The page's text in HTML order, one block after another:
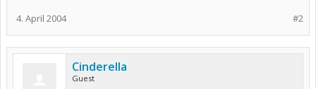
Blase(ständiger Harndrang).Und da soll ich noch arbeiten
mich nicht unter kriegen.Ich werde klagen vor dem
Sozialgericht.Kennt von Euch jemand einen guten Anwalt in NRW?
Ich bin im Rechtsschutz,und ich denke,die werden die Kosten
#2
4. April 2004
Cinderella
Guest